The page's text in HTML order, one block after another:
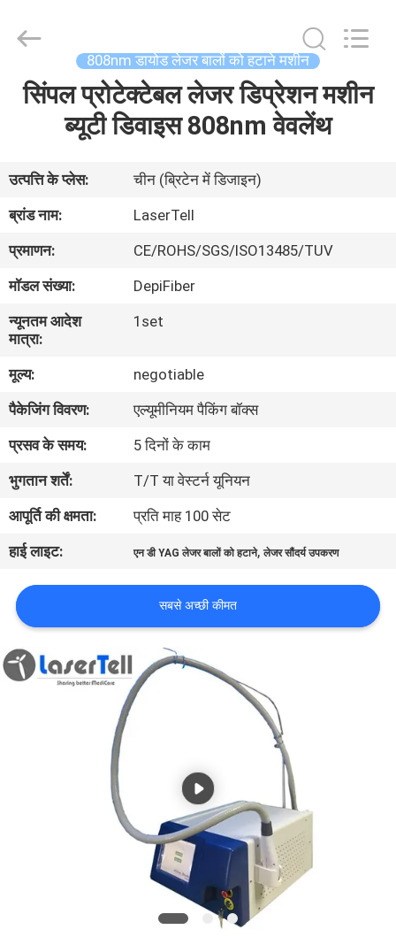
घर
हमारे
बारे
कारखाना
गुणवत्ता
नियंत्रण
आपूर्तिकर्ता.
shrlasermachine.com.
by
ECER
808nm डायोड लेजर बालों को हटाने मशीन
सिंपल प्रोटेक्टेबल लेजर डिप्रेशन मशीन
ब्यूटी डिवाइस 808nm वेवलेंथ
उत्पत्ति के प्लेस:
चीन (ब्रिटेन में डिजाइन)
ब्रांड नाम:
LaserTell
प्रमाणन:
CE/ROHS/SGS/ISO13485/TUV
मॉडल संख्या:
DepiFiber
न्यूनतम आदेश
मात्रा:
1set
मूल्य:
negotiable
पैकेजिंग विवरण:
एल्यूमीनियम पैकिंग बॉक्स
प्रसव के समय:
5 दिनों के काम
भुगतान शर्तें:
T/T या वेस्टर्न यूनियन
आपूर्ति की क्षमता:
प्रति माह 100 सेट
हाई लाइट:
एन डी YAG लेजर बालों को हटाने,लेजर सौंदर्य उपकरण
सबसे अच्छी कीमत